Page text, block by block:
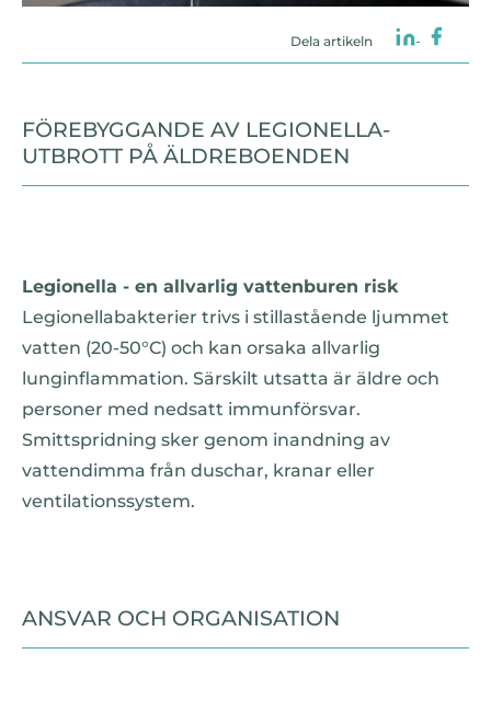
Dela artikeln
FÖREBYGGANDE AV LEGIONELLA-
UTBROTT PÅ ÄLDREBOENDEN
Legionella - en allvarlig vattenburen risk
Legionellabakterier trivs i stillastående ljummet
vatten (20-50°C) och kan orsaka allvarlig
lunginflammation. Särskilt utsatta är äldre och
personer med nedsatt immunförsvar.
Smittspridning sker genom inandning av
vattendimma från duschar, kranar eller
ventilationssystem.
ANSVAR OCH ORGANISATION